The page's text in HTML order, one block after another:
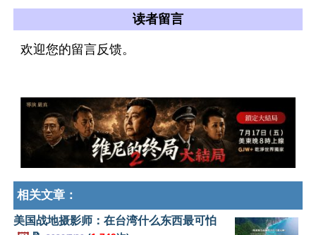
读者留言
欢迎您的留言反馈。
相关文章：
美国战地摄影师：在台湾什么东西最可怕